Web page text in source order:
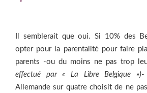
Il semblerait que oui. Si 10% des
opter pour la parentalité pour faire
parents -­ou du moins ne pas trop
effectué
par « La Libre Belgique »)-­
Allemande sur quatre choisit de ne